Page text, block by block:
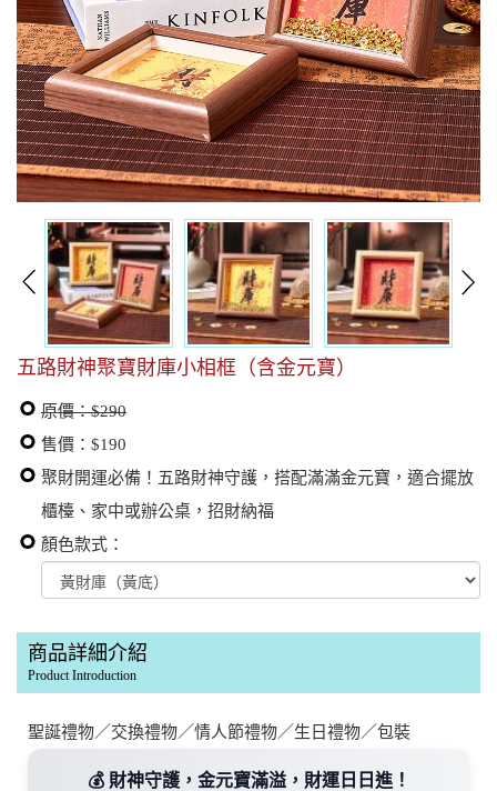
五路財神聚寶財庫小相框（含金元寶）
原價：$290
售價：$190
聚財開運必備！五路財神守護，搭配滿滿金元寶，適合擺放
櫃檯、家中或辦公桌，招財納福
顏色款式：
商品詳細介紹
Product Introduction
聖誕禮物／交換禮物／情人節禮物／生日禮物／包裝
💰 財神守護，金元寶滿溢，財運日日進！